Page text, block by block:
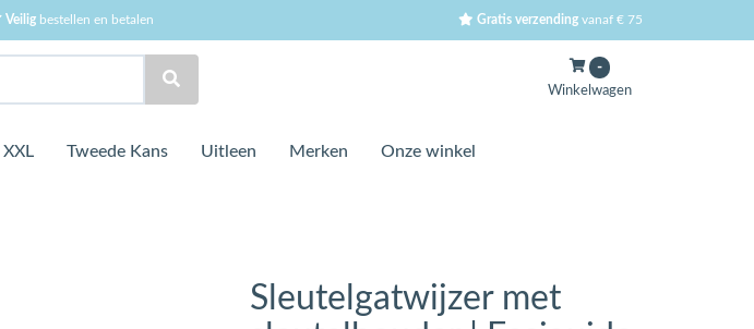
Veiligbestellen en betalen Gratis verzending vanaf € 75
-
Winkelwagen
XXL Tweede Kans Uitleen Merken Onze winkel
Sleutelgatwijzer met